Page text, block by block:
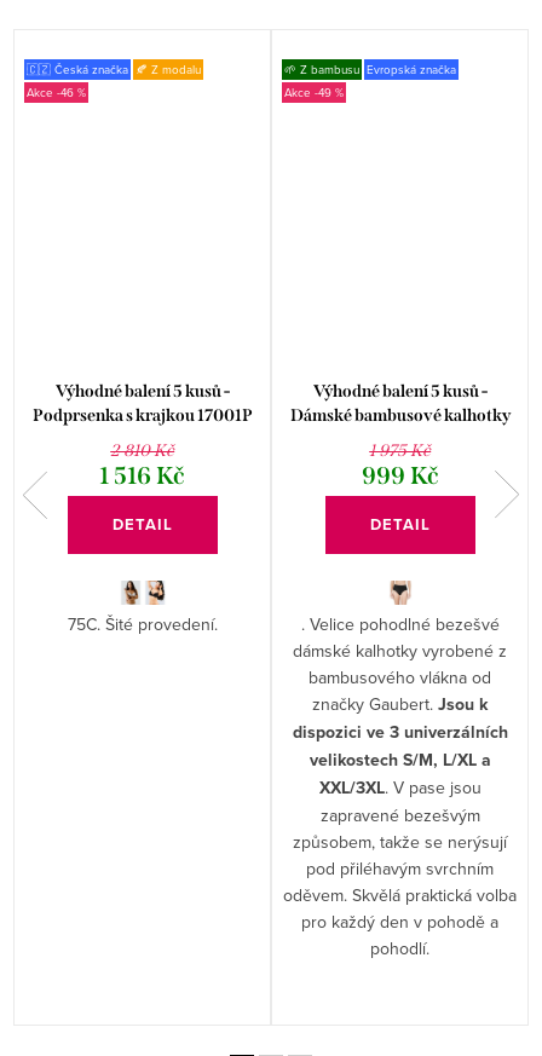
🇨🇿 Česká značka 🍂 Z modalu
-46 %
Výhodné balení 5 kusů -
Podprsenka s krajkou 17001P
2 810 Kč
1 516 Kč
DETAIL
75C. Šité provedení.
🌱 Z bambusu Evropská značka
-49 %
Výhodné balení 5 kusů -
Dámské bambusové kalhotky
klasik GBTW-3101
1 975 Kč
999 Kč
DETAIL
. Velice pohodlné bezešvé
dámské kalhotky vyrobené z
bambusového vlákna od
značky Gaubert.Jsou k
dispozici ve 3 univerzálních
velikostech S/M, L/XL a
XXL/3XL. V pase jsou
zapravené bezešvým
způsobem, takže se nerýsují
pod přiléhavým svrchním
oděvem. Skvělá praktická volba
pro každý den v pohodě a
pohodlí.